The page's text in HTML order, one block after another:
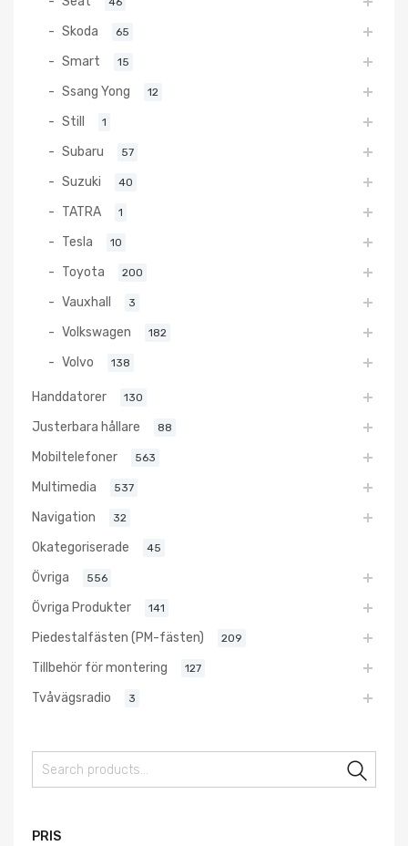
Skoda 65
Smart 15
Ssang Yong 12
Still 1
Subaru 57
Suzuki 40
TATRA 1
Tesla 10
Toyota 200
Vauxhall 3
Volkswagen 182
Volvo 138
Handdatorer 130
Justerbara hållare 88
Mobiltelefoner 563
Multimedia 537
Navigation 32
Okategoriserade 45
Övriga 556
Övriga Produkter 141
Piedestalfästen (PM-fästen) 209
Tillbehör för montering 127
Tvåvägsradio 3
PRIS